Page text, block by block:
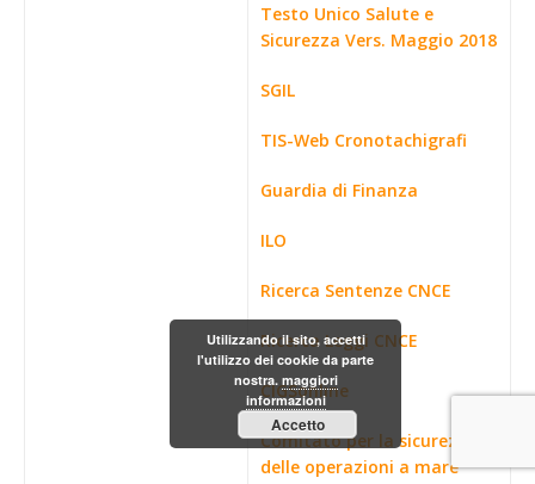
Testo Unico Salute e
Sicurezza Vers. Maggio 2018
SGIL
TIS-Web Cronotachigrafi
Guardia di Finanza
ILO
Ricerca Sentenze CNCE
Ricerca Leggi CNCE
CIGSonline
Comitato per la sicurezza
delle operazioni a mare
Utilizzando il sito, accetti
l'utilizzo dei cookie da parte
nostra. maggiori
informazioni
Accetto